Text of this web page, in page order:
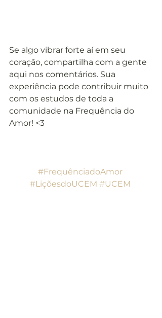
Se algo vibrar forte aí em seu
coração, compartilha com a gente
aqui nos comentários. Sua
experiência pode contribuir muito
com os estudos de toda a
comunidade na Frequência do
Amor! <3
#FrequênciadoAmor
#LiçõesdoUCEM #UCEM